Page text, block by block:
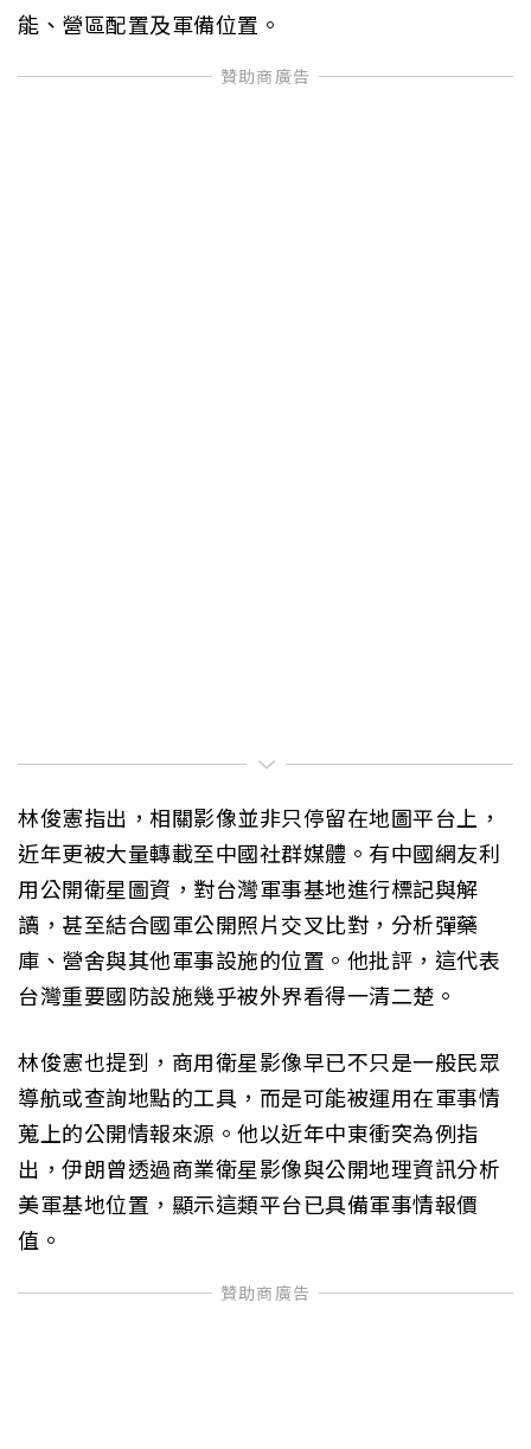
能、營區配置及軍備位置。
林俊憲指出，相關影像並非只停留在地圖平台上，
近年更被大量轉載至中國社群媒體。有中國網友利
用公開衛星圖資，對台灣軍事基地進行標記與解
讀，甚至結合國軍公開照片交叉比對，分析彈藥
庫、營舍與其他軍事設施的位置。他批評，這代表
台灣重要國防設施幾乎被外界看得一清二楚。
林俊憲也提到，商用衛星影像早已不只是一般民眾
導航或查詢地點的工具，而是可能被運用在軍事情
蒐上的公開情報來源。他以近年中東衝突為例指
出，伊朗曾透過商業衛星影像與公開地理資訊分析
美軍基地位置，顯示這類平台已具備軍事情報價
值。